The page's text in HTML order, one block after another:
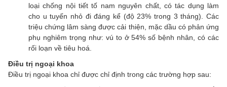
loại chống nội tiết tố nam nguyên chất, có tác dụng làm
cho u tuyến nhỏ đi đáng kể (độ 23% trong 3 tháng). Các
triệu chứng lâm sàng được cải thiện, mặc dầu có phản ứng
phụ nghiêm trọng như: vú to ở 54% số bệnh nhân, có các
rối loạn về tiêu hoá.
Điều trị ngoại khoa
Điều trị ngoại khoa chỉ được chỉ định trong các trường hợp sau: